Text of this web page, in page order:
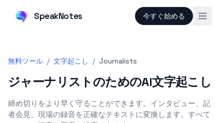
SpeakNotes 今すぐ始める
無料ツール / 文字起こし / Journalists
ジャーナリストのためのAI文字起こし
締め切りをより早く守ることができます。インタビュー、記
者会見、現場の録音を正確なテキストに変換します。すべて